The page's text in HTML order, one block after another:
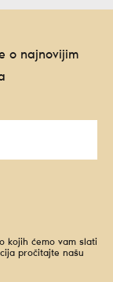
o najnovijim
kojih ćemo vam slati
pročitajte našu